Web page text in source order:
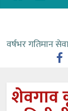
ताज्या
वर्षभर गतिमान
प्रयत्न करावे –
काळे
आत्मामालिक
शेवगाव